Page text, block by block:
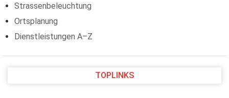
Strassenbeleuchtung
Ortsplanung
Dienstleistungen A–Z
TOPLINKS